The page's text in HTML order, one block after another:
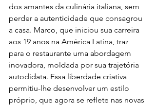
dos amantes da culinária italiana, sem
perder a autenticidade que consagrou
a casa. Marco, que iniciou sua carreira
aos 19 anos na América Latina, traz
para o restaurante uma abordagem
inovadora, moldada por sua trajetória
autodidata. Essa liberdade criativa
permitiu-lhe desenvolver um estilo
próprio, que agora se reflete nas novas